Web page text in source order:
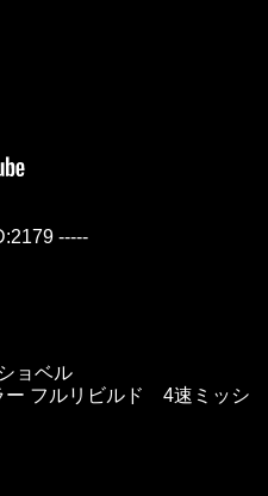
-----
ョベル
ー フルリビルド 4速ミッシ